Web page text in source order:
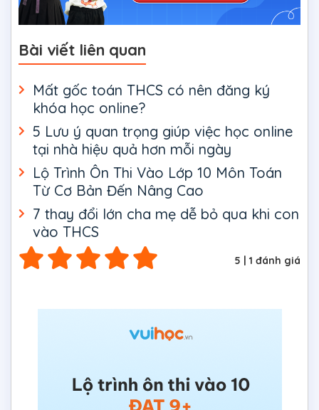
Bài viết liên quan
Mất gốc toán THCS có nên đăng ký
khóa học online?
5 Lưu ý quan trọng giúp việc học online
tại nhà hiệu quả hơn mỗi ngày
Lộ Trình Ôn Thi Vào Lớp 10 Môn Toán
Từ Cơ Bản Đến Nâng Cao
7 thay đổi lớn cha mẹ dễ bỏ qua khi con
vào THCS
5 1 đánh giá